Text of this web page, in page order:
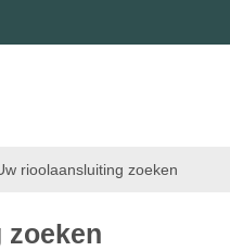
rioolaansluiting zoeken